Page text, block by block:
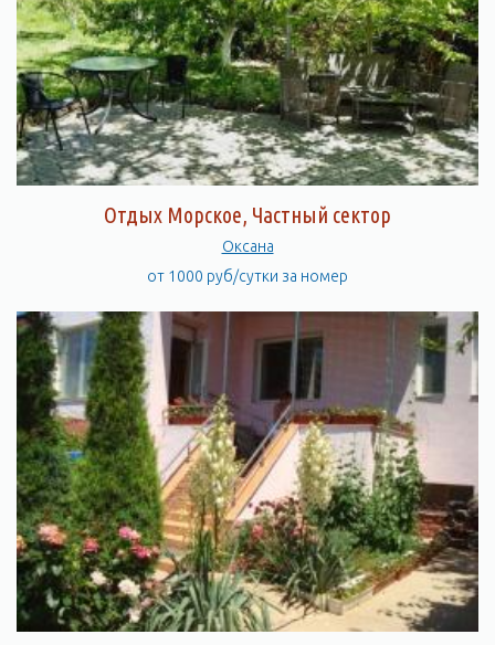
Отдых Морское, Частный сектор
Оксана
от 1000 руб/сутки за номер